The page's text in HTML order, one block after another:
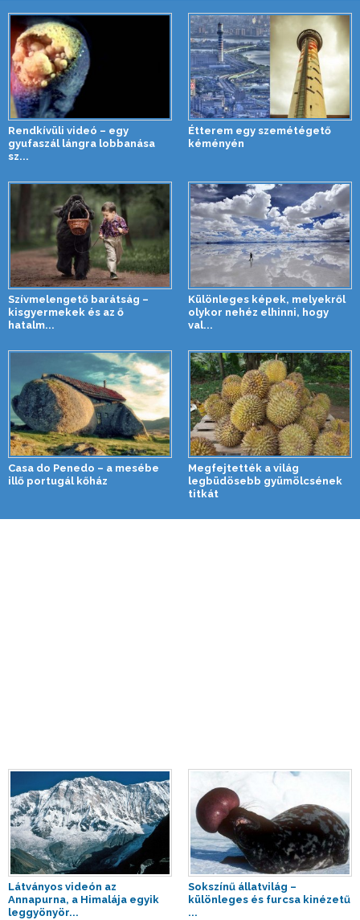
Rendkívüli videó – egy
gyufaszál lángra lobbanása
sz...
Étterem egy szemétégető
kéményén
Szívmelengető barátság –
kisgyermekek és az ő
hatalm...
Különleges képek, melyekről
olykor nehéz elhinni, hogy
val...
Casa do Penedo – a mesébe
illő portugál kőház
Megfejtették a világ
legbüdösebb gyümölcsének
titkát
Látványos videón az
Annapurna, a Himalája egyik
leggyönyör...
Sokszínű állatvilág –
különleges és furcsa kinézetű
...